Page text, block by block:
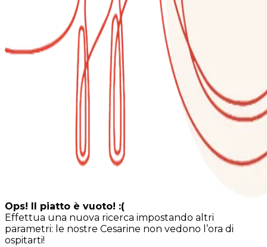
Ops! Il piatto è vuoto! :(
Effettua una nuova ricerca impostando altri
parametri: le nostre Cesarine non vedono l’ora di
ospitarti!